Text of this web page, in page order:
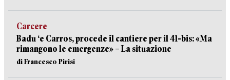
Carcere
Badu ‘e Carros, procede il cantiere per il 41-bis: «Ma
rimangono le emergenze» – La situazione
di Francesco Pirisi